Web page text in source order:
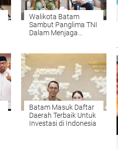
Walikota Batam
Sambut Panglima TNI
Dalam Menjaga
Batam Masuk Daftar
Daerah Terbaik Untuk
Investasi di Indonesia